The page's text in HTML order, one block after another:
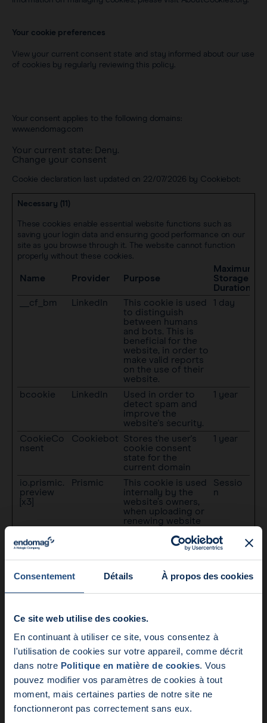
Consentement Détails À propos des cookies
Ce site web utilise des cookies.
En continuant à utiliser ce site, vous consentez à
l'utilisation de cookies sur votre appareil, comme décrit
dans notre Politique en matière de cookies. Vous
pouvez modifier vos paramètres de cookies à tout
moment, mais certaines parties de notre site ne
fonctionneront pas correctement sans eux.
Your cookie preferences
View your current consent state and stay informed about our use
of cookies by regularly reviewing this policy.
Your consent applies to the following domains:
www.endomag.com
Your current state: Deny.
Change your consent
Cookie declaration last updated on 22/07/2026 by Cookiebot:
Necessary (11)
These cookies enable essential website functions such as
saving your login data and ensuring good performance on our
site as you browse through it. The website cannot function
properly without these cookies.
Name Provider Purpose
Maximum
Storage
Duration
__cf_bm
LinkedIn
This cookie is used
to distinguish
between humans
and bots. This is
beneficial for the
website, in order to
make valid reports
on the use of their
website.
1 day
bcookie LinkedIn
Used in order to
detect spam and
improve the
website's security.
1 year
CookieCo
nsent
Cookiebot
Stores the user's
cookie consent
state for the
current domain
1 year
io.prismic.
preview
[x3]
Prismic
This cookie is used
internally by the
website’s owners,
when uploading or
renewing website
Sessio
n
io.prismic.
This cookie is used
when uploading or
renewing website
content.
Sessio
cookie consent
current domain
test_cooki
e
Google
Used to check if
the user's browser
1 day
Preferences (3)
Nouveautés:
Endomag fait partie de